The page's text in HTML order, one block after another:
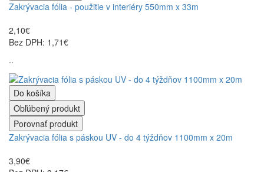
Zakrývacia fólia - použitie v interiéry 550mm x 33m
2,10€
Bez DPH: 1,71€
..
Do košíka
Obľúbený produkt
Porovnať produkt
Zakrývacia fólia s páskou UV - do 4 týždňov 1100mm x 20m
3,90€